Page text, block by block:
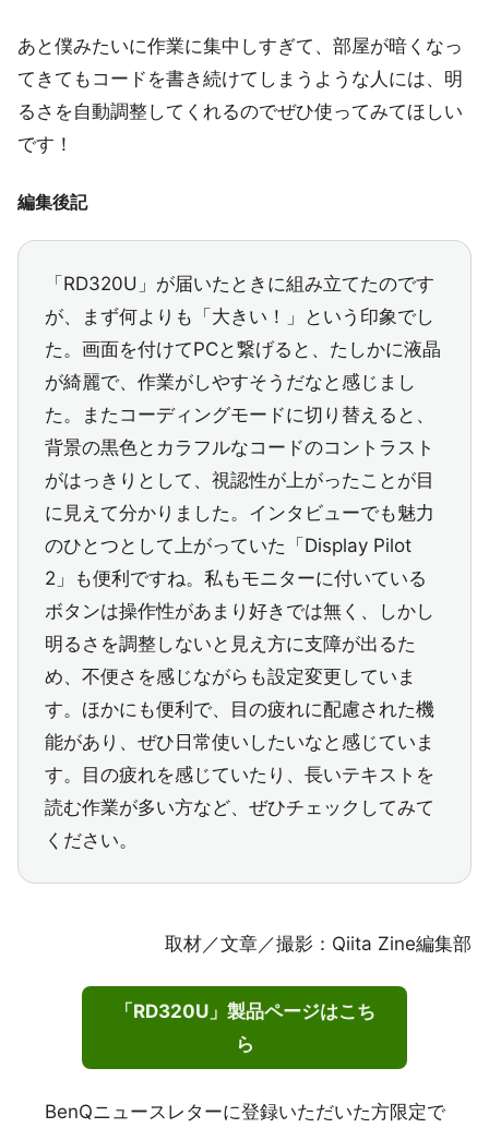
あと僕みたいに作業に集中しすぎて、部屋が暗くなっ
てきてもコードを書き続けてしまうような人には、明
るさを自動調整してくれるのでぜひ使ってみてほしい
です！
編集後記
「RD320U」が届いたときに組み立てたのです
が、まず何よりも「大きい！」という印象でし
た。画面を付けてPCと繋げると、たしかに液晶
が綺麗で、作業がしやすそうだなと感じまし
た。またコーディングモードに切り替えると、
背景の黒色とカラフルなコードのコントラスト
がはっきりとして、視認性が上がったことが目
に見えて分かりました。インタビューでも魅力
のひとつとして上がっていた「Display Pilot
2」も便利ですね。私もモニターに付いている
ボタンは操作性があまり好きでは無く、しかし
明るさを調整しないと見え方に支障が出るた
め、不便さを感じながらも設定変更していま
す。ほかにも便利で、目の疲れに配慮された機
能があり、ぜひ日常使いしたいなと感じていま
す。目の疲れを感じていたり、長いテキストを
読む作業が多い方など、ぜひチェックしてみて
ください。
取材／文章／撮影：Qiita Zine編集部
「RD320U」製品ページはこち
ら
BenQニュースレターに登録いただいた方限定で